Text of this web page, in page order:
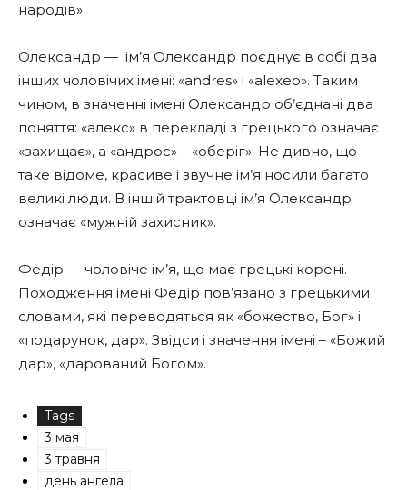
народів».
Олександр — ім’я Олександр поєднує в собі два
інших чоловічих імені: «andres» і «alexeo». Таким
чином, в значенні імені Олександр об’єднані два
поняття: «алекс» в перекладі з грецького означає
«захищає», а «андрос» – «оберіг». Не дивно, що
таке відоме, красиве і звучне ім’я носили багато
великі люди. В іншій трактовці ім’я Олександр
означає «мужній захисник».
Федір — чоловіче ім’я, що має грецькі корені.
Походження імені Федір пов’язано з грецькими
словами, які переводяться як «божество, Бог» і
«подарунок, дар». Звідси і значення імені – «Божий
дар», «дарований Богом».
Tags
3 мая
3 травня
день ангела